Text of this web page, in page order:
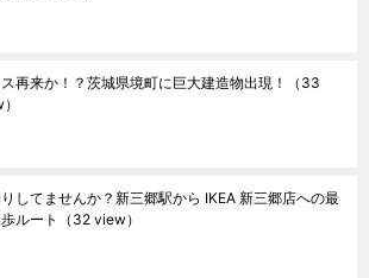
再来か！？茨城県境町に巨大建造物出現！
（33
してませんか？新三郷駅から IKEA 新三郷店への最
ルート
（32 view）